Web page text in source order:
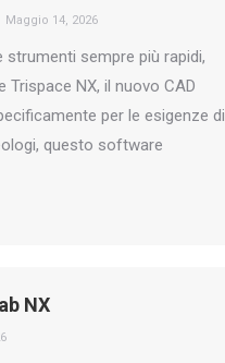
Maggio 14, 2026
sempre più rapidi,
NX, il nuovo CAD
per le esigenze di
questo software
NX